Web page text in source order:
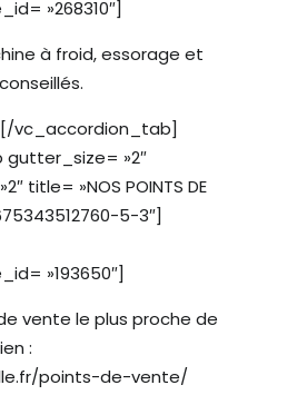
»268310″]
à froid, essorage et
vc_accordion_tab]
»2″
title= »NOS POINTS DE
5-3″]
»193650″]
vente le plus proche de
:
points-de-vente/